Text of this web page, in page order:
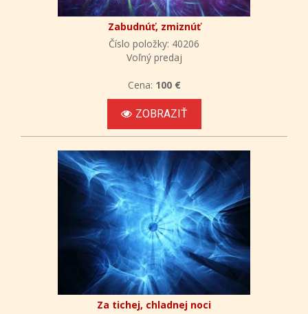
Zabudnúť, zmiznúť
Číslo položky: 40206
Voľný predaj
Cena: 100 €
ZOBRAZIŤ
Za tichej, chladnej noci